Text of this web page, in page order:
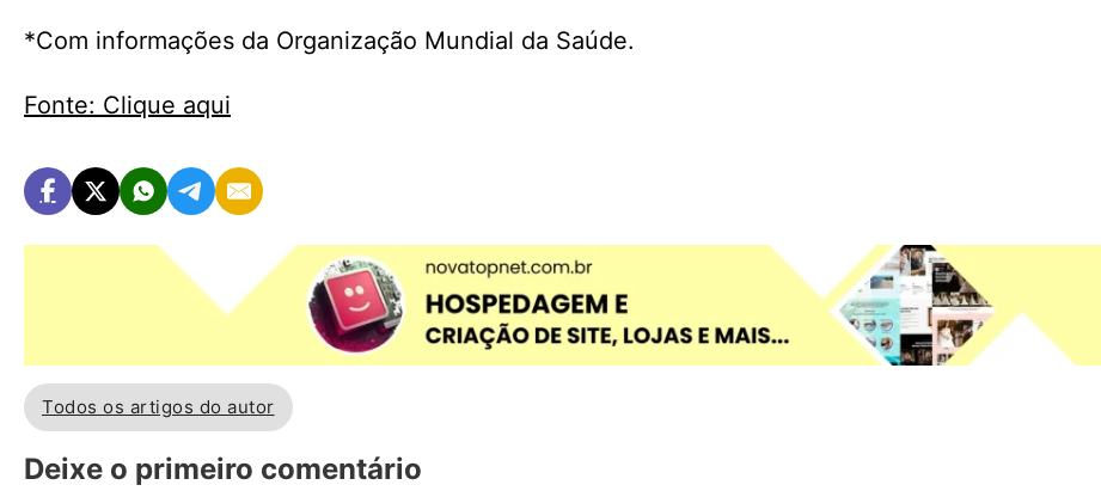
*Com informações da Organização Mundial da Saúde.
Fonte: Clique aqui
Todos os artigos do autor
Deixe o primeiro comentário